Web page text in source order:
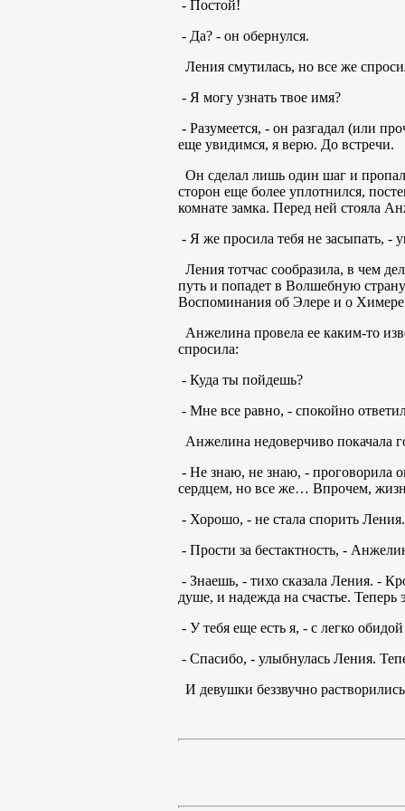
- Постой!
- Да? - он обернулся.
Ления смутилась, но все же
- Я могу узнать твое имя?
- Разумеется, - он разгадал (или
еще увидимся, я верю. До встречи.
Он сделал лишь один шаг и
сторон еще более уплотнился,
комнате замка. Перед ней стояла
- Я же просила тебя не засыпать, -
Ления тотчас сообразила, в чем
путь и попадет в Волшебную
Воспоминания об Элере и о Химере
Анжелина провела ее каким-то
спросила:
- Куда ты пойдешь?
- Мне все равно, - спокойно
Анжелина недоверчиво покачала
- Не знаю, не знаю, - проговорила
сердцем, но все же… Впрочем,
- Хорошо, - не стала спорить
- Прости за бестактность, -
- Знаешь, - тихо сказала Ления. -
душе, и надежда на счастье. Теперь
- У тебя еще есть я, - с легко
- Спасибо, - улыбнулась Ления.
И девушки беззвучно